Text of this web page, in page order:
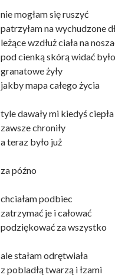
nie mogłam się ruszyć
patrzyłam na wychudzone
leżące wzdłuż ciała na
pod cienką skórą widać było
granatowe żyły
jakby mapa całego życia
tyle dawały mi kiedyś ciepła
zawsze chroniły
a teraz było już
za późno
chciałam podbiec
zatrzymać je i całować
podziękować za wszystko
ale stałam odrętwiała
z pobladłą twarzą i łzami